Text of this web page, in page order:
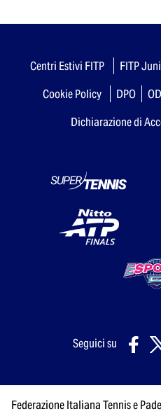
Centri Estivi FITP FITP
Cookie Policy
DPO
Dichiarazione di
Seguici su
Federazione Italiana Tennis e